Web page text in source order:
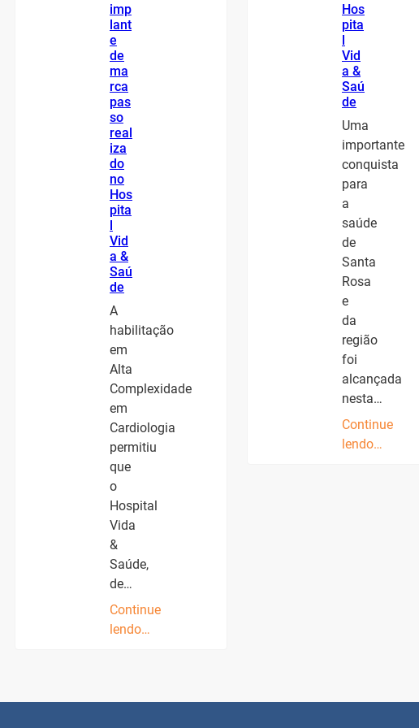
imp
lant
e
de
ma
rca
pas
so
real
iza
do
no
Hos
pita
Vid
a &
Saú
de
A
habilitação
em
Alta
Complexidade
em
Cardiologia
permitiu
que
o
Hospital
Vida
&
Saúde,
de…
Continue
lendo…
Hos
pita
Vid
a &
Saú
de
Uma
importante
conquista
para
a
saúde
de
Santa
Rosa
e
da
região
foi
alcançada
nesta…
Continue
lendo…